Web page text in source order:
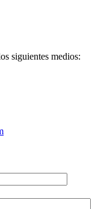
siguientes medios: